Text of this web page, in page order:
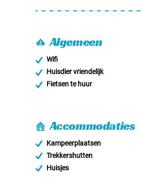
Algemeen
Wifi
Huisdier vriendelijk
Fietsen te huur
Accommodaties
Kampeerplaatsen
Trekkershutten
Huisjes